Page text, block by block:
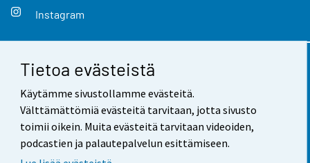
Tietoa evästeistä
Käytämme sivustollamme evästeitä.
Välttämättömiä evästeitä tarvitaan, jotta sivusto
toimii oikein. Muita evästeitä tarvitaan videoiden,
podcastien ja palautepalvelun esittämiseen.
Instagram
Yhteystiedot
Palaute
Käyttöehdot